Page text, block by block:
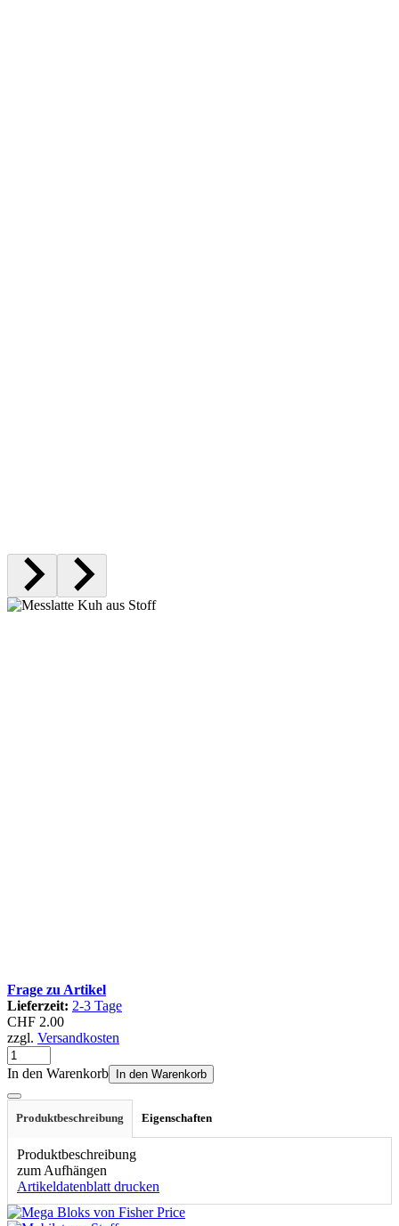
Frage zu Artikel
Lieferzeit: 2-3 Tage
CHF 2.00
zzgl. Versandkosten
In den Warenkorb In den Warenkorb
Produktbeschreibung Eigenschaften
Produktbeschreibung
zum Aufhängen
Artikeldatenblatt drucken